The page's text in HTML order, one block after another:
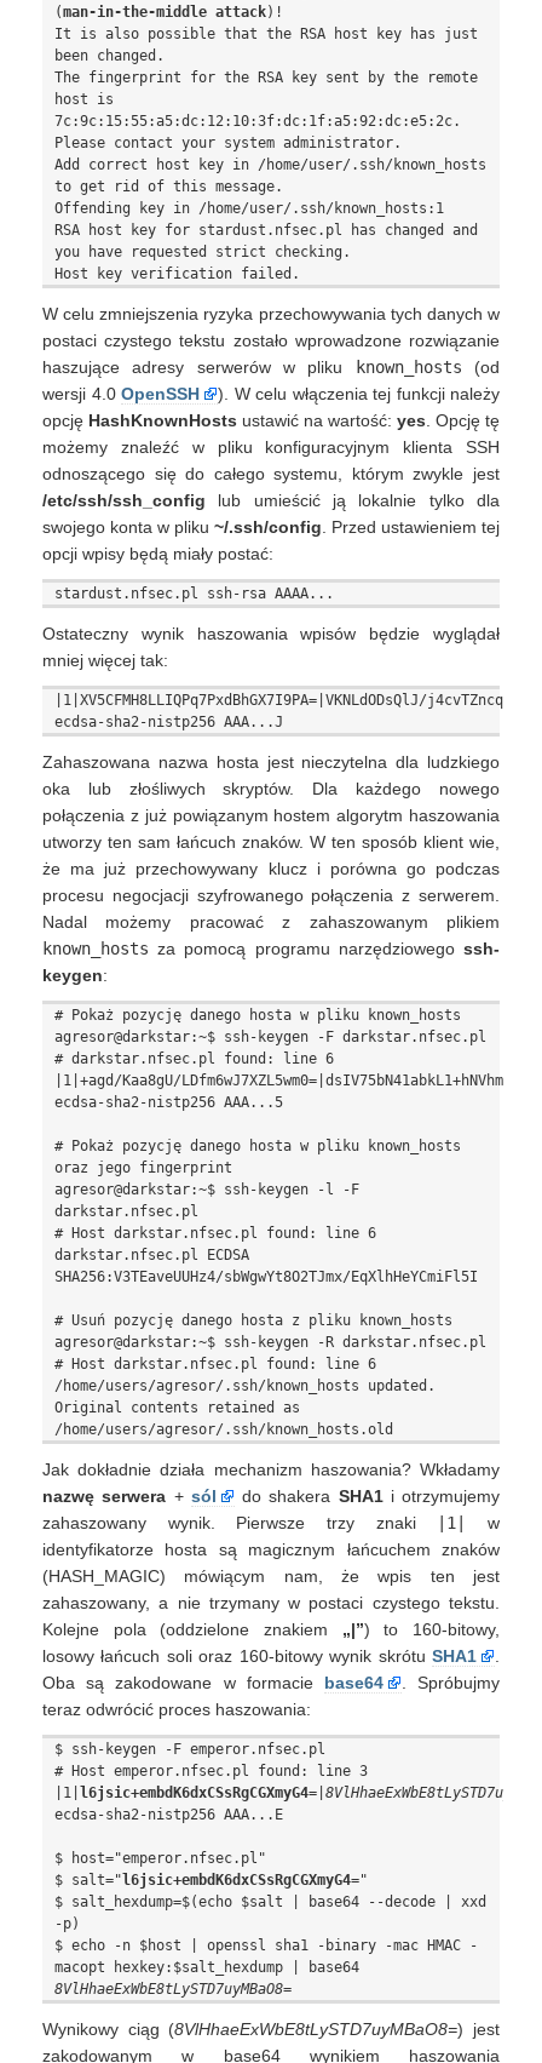
(man-in-the-middle attack)!
It is also possible that the RSA host key has just
been changed.
The fingerprint for the RSA key sent by the remote
host is
7c:9c:15:55:a5:dc:12:10:3f:dc:1f:a5:92:dc:e5:2c.
Please contact your system administrator.
Add correct host key in /home/user/.ssh/known_hosts
to get rid of this message.
Offending key in /home/user/.ssh/known_hosts:1
RSA host key for stardust.nfsec.pl has changed and
you have requested strict checking.
W celu zmniejszenia ryzyka przechowywania tych danych w
postaci czystego tekstu zostało wprowadzone rozwiązanie
haszujące adresy serwerów w pliku
known_hosts (od
wersji 4.0 OpenSSH
). W celu włączenia tej funkcji należy
opcję HashKnownHosts ustawić na wartość: yes . Opcję tę
możemy znaleźć w pliku konfiguracyjnym klienta SSH
odnoszącego się do całego systemu, którym zwykle jest
/etc/ssh/ssh_config lub umieścić ją lokalnie tylko dla
swojego konta w pliku ~/.ssh/config . Przed ustawieniem tej
opcji wpisy będą miały postać:
Ostateczny wynik haszowania wpisów będzie wyglądał
mniej więcej tak:
|1|XV5CFMH8LLIQPq7PxdBhGX7I9PA=|VKNLdODsQlJ/
Zahaszowana nazwa hosta jest nieczytelna dla ludzkiego
oka lub złośliwych skryptów. Dla każdego nowego
połączenia z już powiązanym hostem algorytm haszowania
utworzy ten sam łańcuch znaków. W ten sposób klient wie,
że ma już przechowywany klucz i porówna go podczas
procesu negocjacji szyfrowanego połączenia z serwerem.
Nadal możemy pracować z zahaszowanym plikiem
known_hosts za pomocą programu narzędziowego ssh-
keygen:
# Pokaż pozycję danego hosta w pliku known_hosts
agresor@darkstar:~$ ssh-keygen -F darkstar.nfsec.pl
# darkstar.nfsec.pl found: line 6
|1|+agd/Kaa8gU/
ecdsa-sha2-nistp256 AAA...5
# Pokaż pozycję danego hosta w pliku known_hosts
oraz jego fingerprint
agresor@darkstar:~$ ssh-keygen -l -F
darkstar.nfsec.pl
# Host darkstar.nfsec.pl found: line 6
darkstar.nfsec.pl ECDSA
SHA256:V3TEaveUUHz4/sbWgwYt8O2TJmx/EqXlhHeYCmiFl5I
# Usuń pozycję danego hosta z pliku known_hosts
agresor@darkstar:~$ ssh-keygen -R darkstar.nfsec.pl
# Host darkstar.nfsec.pl found: line 6
/home/users/agresor/.ssh/known_hosts updated.
Original contents retained as
Jak dokładnie działa mechanizm haszowania? Wkładamy
nazwę serwera + sól do shakera SHA1i otrzymujemy
zahaszowany wynik. Pierwsze trzy znaki
|1|
w
identyfikatorze hosta są magicznym łańcuchem znaków
(HASH_MAGIC) mówiącym nam, że wpis ten jest
zahaszowany, a nie trzymany w postaci czystego tekstu.
Kolejne pola (oddzielone znakiem „|”) to 160-bitowy,
losowy łańcuch soli oraz 160-bitowy wynik skrótu SHA1
Oba są zakodowane w formacie base64
. Spróbujmy
teraz odwrócić proces haszowania:
$ ssh-keygen -F emperor.nfsec.pl
# Host emperor.nfsec.pl found: line 3
|1|
l6jsic+embdK6dxCSsRgCGXmyG4=
ecdsa-sha2-nistp256 AAA...E
$ host="emperor.nfsec.pl"
$ salt=" l6jsic+embdK6dxCSsRgCGXmyG4="
$ salt_hexdump=$(echo $salt | base64 --decode | xxd
-p)
$ echo -n $host | openssl sha1 -binary -mac HMAC -
8VlHhaeExWbE8tLySTD7uyMBaO8=
Wynikowy ciąg (8VlHhaeExWbE8tLySTD7uyMBaO8=) jest
zakodowanym w base64 wynikiem haszowania